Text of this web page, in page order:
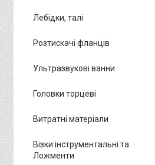
Лебідки, талі
Розтискачі фланців
Ультразвукові ванни
Головки торцеві
Витратні матеріали
Візки інструментальні та
Ложменти